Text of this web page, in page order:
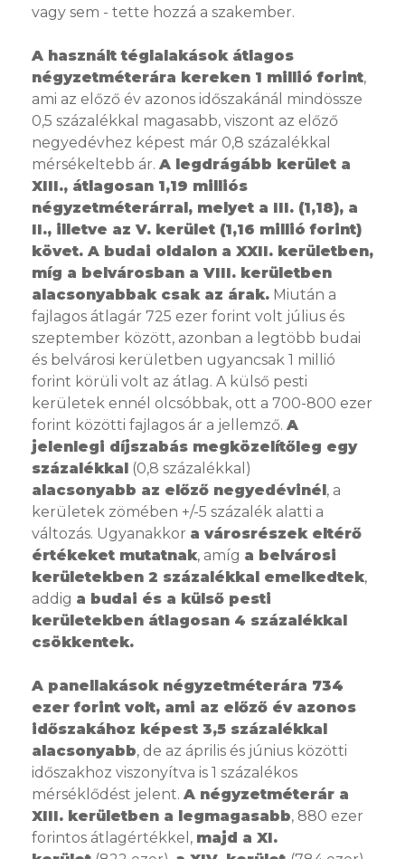
vagy sem - tette hozzá a szakember.
A használt téglalakások átlagos
négyzetméterára kereken 1 millió forint,
ami az előző év azonos időszakánál mindössze
0,5 százalékkal magasabb, viszont az előző
negyedévhez képest már 0,8 százalékkal
mérsékeltebb ár. A legdrágább kerület a
XIII., átlagosan 1,19 milliós
négyzetméterárral, melyet a III. (1,18), a
II., illetve az V. kerület (1,16 millió forint)
követ. A budai oldalon a XXII. kerületben,
míg a belvárosban a VIII. kerületben
alacsonyabbak csak az árak. Miután a
fajlagos átlagár 725 ezer forint volt július és
szeptember között, azonban a legtöbb budai
és belvárosi kerületben ugyancsak 1 millió
forint körüli volt az átlag. A külső pesti
kerületek ennél olcsóbbak, ott a 700-800 ezer
forint közötti fajlagos ár a jellemző. A
jelenlegi díjszabás megközelítőleg egy
százalékkal (0,8 százalékkal)
alacsonyabb az előző negyedévinél, a
kerületek zömében +/-5 százalék alatti a
változás. Ugyanakkor a városrészek eltérő
értékeket mutatnak, amíg a belvárosi
kerületekben 2 százalékkal emelkedtek,
addig a budai és a külső pesti
kerületekben átlagosan 4 százalékkal
csökkentek.
A panellakások négyzetméterára 734
ezer forint volt, ami az előző év azonos
időszakához képest 3,5 százalékkal
alacsonyabb, de az április és június közötti
időszakhoz viszonyítva is 1 százalékos
mérséklődést jelent. A négyzetméterár a
XIII. kerületben a legmagasabb, 880 ezer
forintos átlagértékkel, majd a XI.